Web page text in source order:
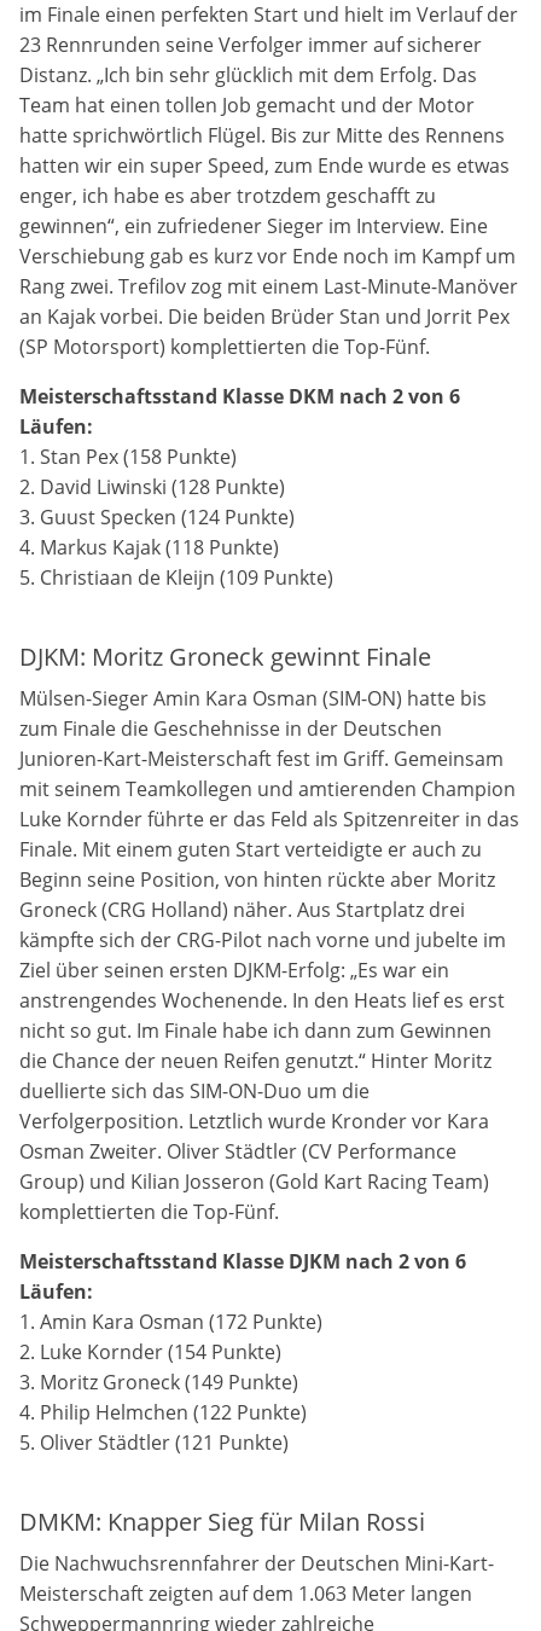
im Finale einen perfekten Start und hielt im Verlauf der
23 Rennrunden seine Verfolger immer auf sicherer
Distanz. „Ich bin sehr glücklich mit dem Erfolg. Das
Team hat einen tollen Job gemacht und der Motor
hatte sprichwörtlich Flügel. Bis zur Mitte des Rennens
hatten wir ein super Speed, zum Ende wurde es etwas
enger, ich habe es aber trotzdem geschafft zu
gewinnen“, ein zufriedener Sieger im Interview. Eine
Verschiebung gab es kurz vor Ende noch im Kampf um
Rang zwei. Trefilov zog mit einem Last-Minute-Manöver
an Kajak vorbei. Die beiden Brüder Stan und Jorrit Pex
(SP Motorsport) komplettierten die Top-Fünf.
Meisterschaftsstand Klasse DKM nach 2 von 6
Läufen:
1. Stan Pex (158 Punkte)
2. David Liwinski (128 Punkte)
3. Guust Specken (124 Punkte)
4. Markus Kajak (118 Punkte)
5. Christiaan de Kleijn (109 Punkte)
DJKM: Moritz Groneck gewinnt Finale
Mülsen-Sieger Amin Kara Osman (SIM-ON) hatte bis
zum Finale die Geschehnisse in der Deutschen
Junioren-Kart-Meisterschaft fest im Griff. Gemeinsam
mit seinem Teamkollegen und amtierenden Champion
Luke Kornder führte er das Feld als Spitzenreiter in das
Finale. Mit einem guten Start verteidigte er auch zu
Beginn seine Position, von hinten rückte aber Moritz
Groneck (CRG Holland) näher. Aus Startplatz drei
kämpfte sich der CRG-Pilot nach vorne und jubelte im
Ziel über seinen ersten DJKM-Erfolg: „Es war ein
anstrengendes Wochenende. In den Heats lief es erst
nicht so gut. Im Finale habe ich dann zum Gewinnen
die Chance der neuen Reifen genutzt.“ Hinter Moritz
duellierte sich das SIM-ON-Duo um die
Verfolgerposition. Letztlich wurde Kronder vor Kara
Osman Zweiter. Oliver Städtler (CV Performance
Group) und Kilian Josseron (Gold Kart Racing Team)
komplettierten die Top-Fünf.
Meisterschaftsstand Klasse DJKM nach 2 von 6
Läufen:
1. Amin Kara Osman (172 Punkte)
2. Luke Kornder (154 Punkte)
3. Moritz Groneck (149 Punkte)
4. Philip Helmchen (122 Punkte)
5. Oliver Städtler (121 Punkte)
DMKM: Knapper Sieg für Milan Rossi
Die Nachwuchsrennfahrer der Deutschen Mini-Kart-
Meisterschaft zeigten auf dem 1.063 Meter langen
Schweppermannring wieder zahlreiche
Dieser Cookie speichert die gewählten Cookie-
Einstellungen.
Cookie Laufzeit:
12 Monate
Statistiken
Cookies, die der Sammlung von Informationen und
Erstellung von Berichten über die Website-
Nutzungsstatistik dienen, ohne dass einzelne
Besucher persönlich identifiziert werden können.
Google Analytics
Name:
_gat, _ga, _gid
Google LLC
Zweck:
Diese Cookies dienen zur Erhebung von Statistiken zur
Website-Nutzung.
Cookie Laufzeit:
24 Monate
Medien & externe Dienste
Um Inhalte von Videoplattformen und weiteren externen
Diensten anzeigen zu können, werden von diesen ggf.
Cookies gesetzt. Die Einbindung kann bei Bedarf einzeln
aktiviert werden.
YouTube
Anbieter:
Google LLC
Zweck:
Cookies, die ggf. zur Einbettung und Bereitstellung
von Videos auf unserer Website gesetzt werden.
Google Maps
Anbieter:
Google LLC
Zweck:
werden.
Marketing